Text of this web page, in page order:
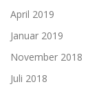
April 2019
Januar 2019
November 2018
Juli 2018